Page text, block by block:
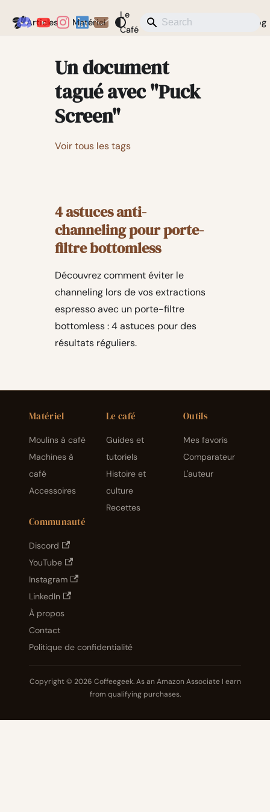
Coffeegeek
Articles Matériel
Le
Café
Actualités Blog
Un document
tagué avec "Puck
Screen"
Voir tous les tags
4 astuces anti-
channeling pour porte-
filtre bottomless
Découvrez comment éviter le
channeling lors de vos extractions
espresso avec un porte-filtre
bottomless : 4 astuces pour des
résultats réguliers.
Matériel
Moulins à café
Machines à
café
Accessoires
Le café
Guides et
tutoriels
Histoire et
culture
Recettes
Outils
Mes favoris
Comparateur
L'auteur
Communauté
Discord
YouTube
Instagram
LinkedIn
À propos
Contact
Politique de confidentialité
Copyright © 2026 Coffeegeek. As an Amazon Associate I earn
from qualifying purchases.